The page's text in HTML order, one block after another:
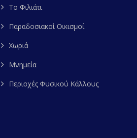
Το Φιλιάτι
Παραδοσιακοί Οικισμοί
Χωριά
Μνημεία
Περιοχές Φυσικού Κάλλους